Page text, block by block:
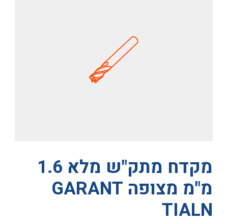
מקדח מתק"ש מלא 1.6
מ"מ מצופה GARANT
TIALN